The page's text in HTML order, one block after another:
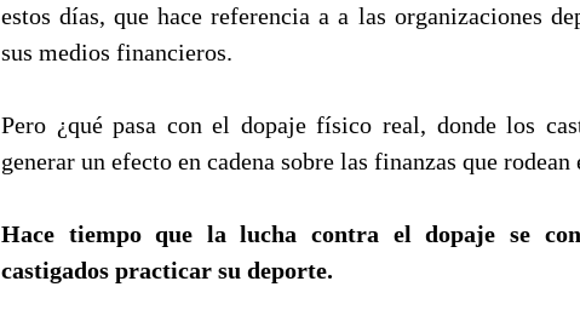
estos días, que hace referencia a a las organizaciones
sus medios financieros.
Pero ¿qué pasa con el dopaje físico real, donde los
generar un efecto en cadena sobre las finanzas que rodean
Hace tiempo que la lucha contra el dopaje se
castigados practicar su deporte.